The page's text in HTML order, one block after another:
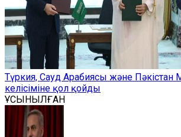
Түркия, Сауд Арабиясы және Пәкістан
келісіміне қол қойды
ҰСЫНЫЛҒАН